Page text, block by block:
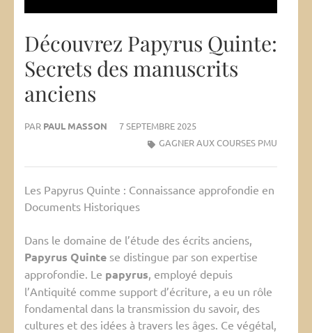
Découvrez Papyrus Quinte:
Secrets des manuscrits
anciens
PAR PAUL MASSON
7 SEPTEMBRE 2025
GAGNER AUX COURSES PMU
Les Papyrus Quinte : Connaissance approfondie en
Documents Historiques
Dans le domaine de l’étude des écrits anciens,
Papyrus Quinte se distingue par son expertise
approfondie. Le papyrus, employé depuis
l’Antiquité comme support d’écriture, a eu un rôle
fondamental dans la transmission du savoir, des
cultures et des idées à travers les âges. Ce végétal,